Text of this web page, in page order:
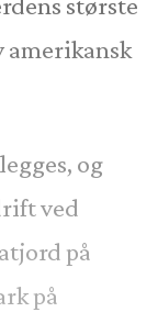
amerikansk
og
ved
på
på